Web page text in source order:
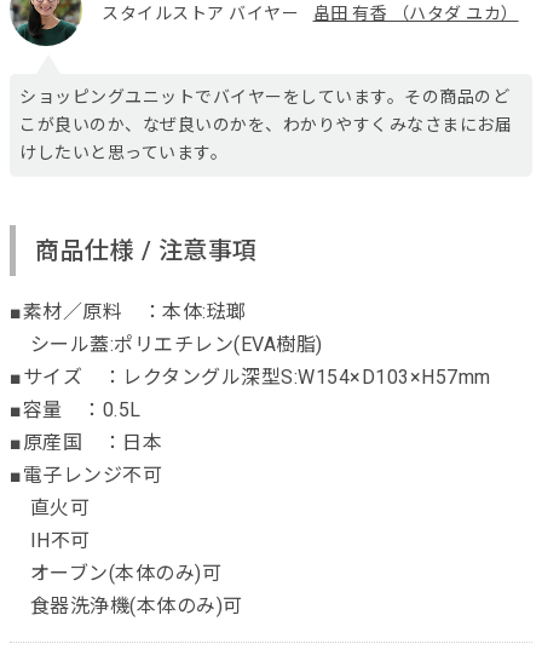
スタイルストア バイヤー 畠田 有香 （ハタダ ユカ）
ショッピングユニットでバイヤーをしています。その商品のど
こが良いのか、なぜ良いのかを、わかりやすくみなさまにお届
けしたいと思っています。
商品仕様 / 注意事項
■素材／原料 ：本体:琺瑯
シール蓋:ポリエチレン(EVA樹脂)
■サイズ ：レクタングル深型S:W154×D103×H57mm
■容量 ：0.5L
■原産国 ：日本
■電子レンジ不可
直火可
IH不可
オーブン(本体のみ)可
食器洗浄機(本体のみ)可